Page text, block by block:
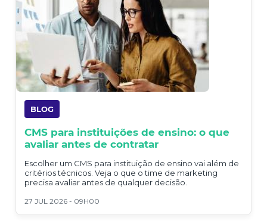
BLOG
CMS para instituições de ensino: o que
avaliar antes de contratar
Escolher um CMS para instituição de ensino vai além de
critérios técnicos. Veja o que o time de marketing
precisa avaliar antes de qualquer decisão.
27 JUL 2026 - 09H00